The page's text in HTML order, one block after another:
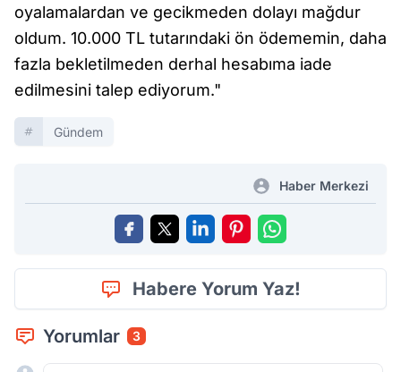
oyalamalardan ve gecikmeden dolayı mağdur
oldum. 10.000 TL tutarındaki ön ödememin, daha
fazla bekletilmeden derhal hesabıma iade
edilmesini talep ediyorum."
Gündem
Haber Merkezi
Habere Yorum Yaz!
Yorumlar 3